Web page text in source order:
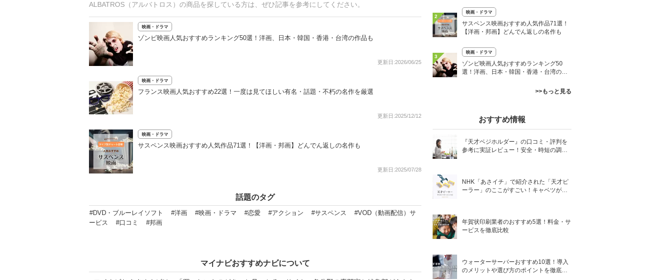
ALBATROS（アルバトロス）の商品を探している方は、ぜひ記事を参考にしてください。
映画・ドラマ
ゾンビ映画人気おすすめランキング50選！洋画、日本・韓国・香港・台湾の作品も
更新日:2026/06/25
映画・ドラマ
フランス映画人気おすすめ22選！一度は見てほしい有名・話題・不朽の名作を厳選
更新日:2025/12/12
映画・ドラマ
サスペンス映画おすすめ人気作品71選！【洋画・邦画】どんでん返しの名作も
更新日:2025/07/28
話題のタグ
#DVD・ブルーレイソフト #洋画 #映画・ドラマ #恋愛 #アクション #サスペンス
#VOD（動画配信）サ
ービス
#口コミ #邦画
マイナビおすすめナビについて
2
映画・ドラマ
サスペンス映画おすすめ人気作品71選！
【洋画・邦画】どんでん返しの名作も
3
映画・ドラマ
ゾンビ映画人気おすすめランキング50
選！洋画、日本・韓国・香港・台湾の作
>>もっと見る
おすすめ情報
『天才ベジホルダー』の口コミ・評判を
参考に実証レビュー！安全・時短の調理
NHK「あさイチ」で紹介された「天才ピ
ーラー」のここがすごい！キャベツがほ
年賀状印刷業者のおすすめ5選！料金・サ
ービスを徹底比較
ウォーターサーバーおすすめ10選！導入
のメリットや選び方のポイントを徹底解